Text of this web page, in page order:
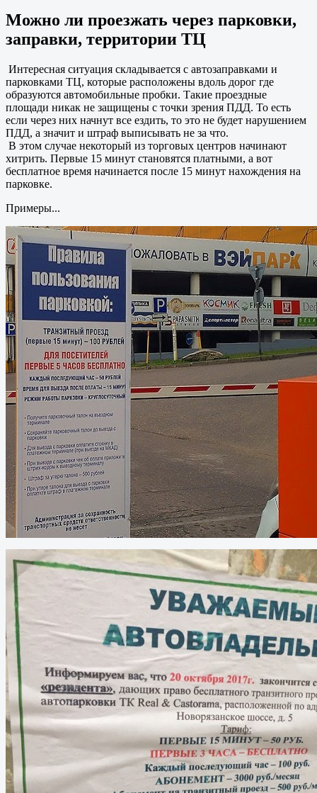
Можно ли проезжать через парковки,
заправки, территории ТЦ
Интересная ситуация складывается с автозаправками и
парковками ТЦ, которые расположены вдоль дорог где
образуются автомобильные пробки. Такие проездные
площади никак не защищены с точки зрения ПДД. То есть
если через них начнут все ездить, то это не будет нарушением
ПДД, а значит и штраф выписывать не за что.
В этом случае некоторый из торговых центров начинают
хитрить. Первые 15 минут становятся платными, а вот
бесплатное время начинается после 15 минут нахождения на
парковке.
Примеры...